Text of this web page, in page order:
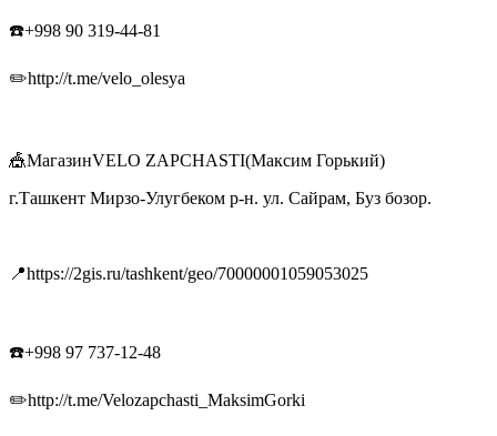
☎️+998 90 319-44-81
✏️http://t.me/velo_olesya
🎪МагазинVELO ZAPCHASTI(Максим Горький)
г.Ташкент Мирзо-Улугбеком р-н. ул. Сайрам, Буз бозор.
📍https://2gis.ru/tashkent/geo/70000001059053025
☎️+998 97 737-12-48
✏️http://t.me/Velozapchasti_MaksimGorki